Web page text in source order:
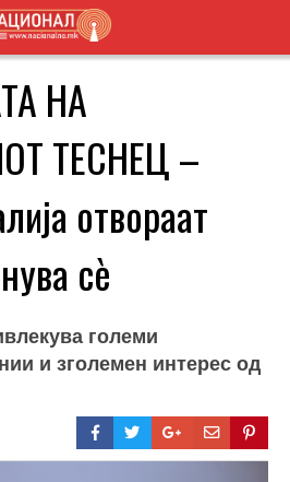
НА
ТЕСНЕЦ –
отвораат
сè
големи
и зголемен интерес од